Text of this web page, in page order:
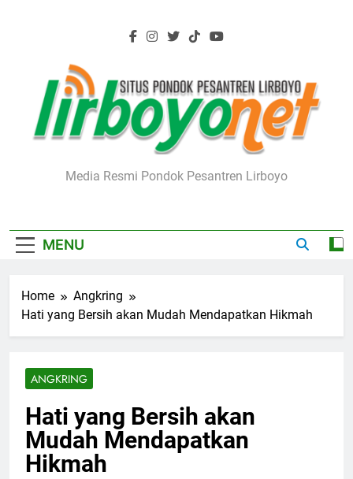
Lirboyo.net
Media Resmi Pondok Pesantren Lirboyo
MENU
Home
Angkring
Hati yang Bersih akan Mudah Mendapatkan Hikmah
ANGKRING
Hati yang Bersih akan
Mudah Mendapatkan
Hikmah